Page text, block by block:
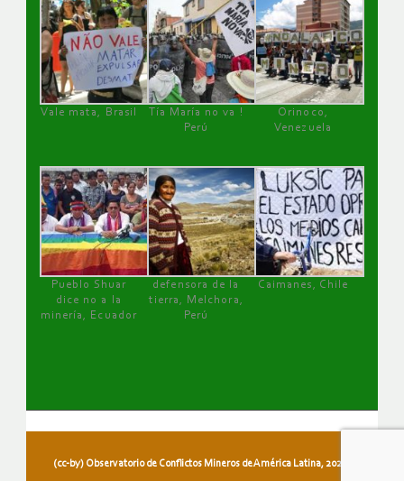
Vale mata, Brasil
Tía María no va !
Perú
Orinoco,
Venezuela
Pueblo Shuar
dice no a la
minería, Ecuador
defensora de la
tierra, Melchora,
Perú
Caimanes, Chile
(cc-by) Observatorio de Conflictos Mineros de América Latina, 2026